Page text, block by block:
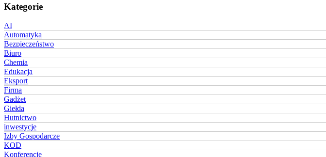
Kategorie
AI
Automatyka
Bezpieczeństwo
Biuro
Chemia
Edukacja
Eksport
Firma
Gadżet
Giełda
Hutnictwo
inwestycje
Izby Gospodarcze
KOD
Konferencje